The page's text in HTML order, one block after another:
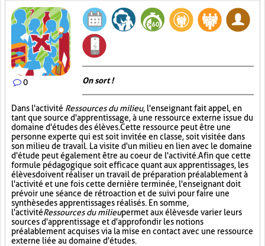
0 On sort !
Dans l'activité Ressources du milieu, l'enseignant fait appel, en
tant que source d'apprentissage, à une ressource externe issue du
domaine d'études des élèves. Cette ressource peut être une
personne experte qui est soit invitée en classe, soit visitée dans
son milieu de travail. La visite d'un milieu en lien avec le domaine
d'étude peut également être au coeur de l'activité. Afin que cette
formule pédagogique soit efficace quant aux apprentissages, les
élèves doivent réaliser un travail de préparation préalablement à
l'activité et une fois cette dernière terminée, l'enseignant doit
prévoir une séance de rétroaction et de suivi pour faire une
synthèse des apprentissages réalisés. En somme,
l'activitéRessources du milieupermet aux élèves de varier leurs
sources d'apprentissage et d'approfondir les notions
préalablement acquises via la mise en contact avec une ressource
externe liée au domaine d'études.